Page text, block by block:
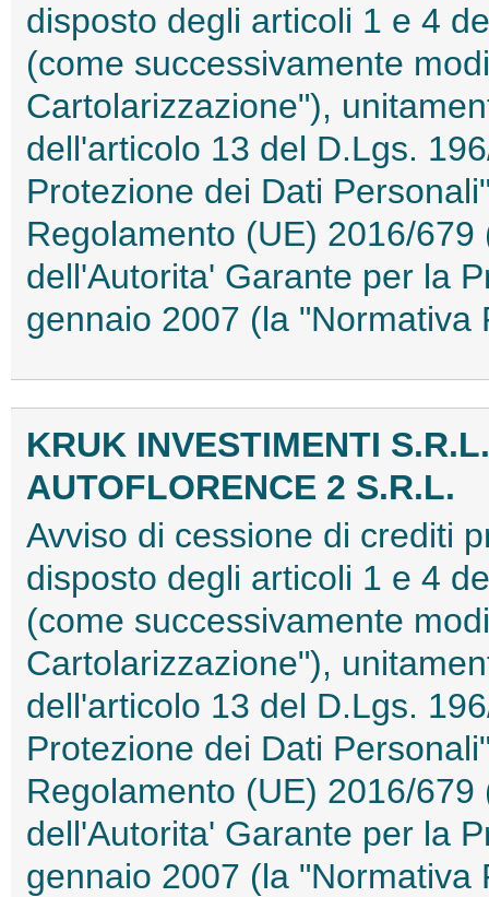
disposto degli articoli 1 e 4
(come successivamente
Cartolarizzazione"),
dell'articolo 13 del D.Lgs.
Protezione dei Dati
Regolamento (UE) 2016/
dell'Autorita' Garante per la
gennaio 2007 (la "Normativa
KRUK INVESTIMENTI S.R.L.
AUTOFLORENCE 2 S.R.L.
Avviso di cessione di crediti
disposto degli articoli 1 e 4
(come successivamente
Cartolarizzazione"),
dell'articolo 13 del D.Lgs.
Protezione dei Dati
Regolamento (UE) 2016/
dell'Autorita' Garante per la
gennaio 2007 (la "Normativa